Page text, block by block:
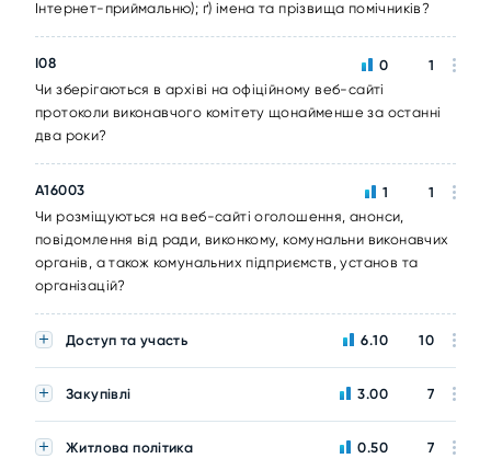
Інтернет-приймальню); ґ) імена та прізвища помічників?
I08
Чи зберігаються в архіві на офіційному веб-сайті
протоколи виконавчого комітету щонайменше за останні
два роки?
0 1
A16003
Чи розміщуються на веб-сайті оголошення, анонси,
повідомлення від ради, виконкому, комунальни виконавчих
органів, а також комунальних підприємств, установ та
організацій?
1 1
Доступ та участь 6.10 10
Закупівлі 3.00 7
Житлова політика 0.50 7